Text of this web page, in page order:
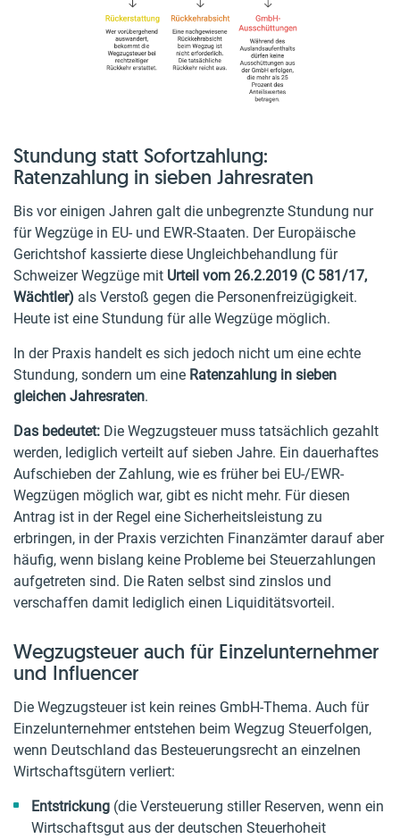
Stundung statt Sofortzahlung:
Ratenzahlung in sieben Jahresraten
Bis vor einigen Jahren galt die unbegrenzte Stundung nur
für Wegzüge in EU- und EWR-Staaten. Der Europäische
Gerichtshof kassierte diese Ungleichbehandlung für
Schweizer Wegzüge mit Urteil vom 26.2.2019 (C 581/17,
Wächtler) als Verstoß gegen die Personenfreizügigkeit.
Heute ist eine Stundung für alle Wegzüge möglich.
In der Praxis handelt es sich jedoch nicht um eine echte
Stundung, sondern um eine Ratenzahlung in sieben
gleichen Jahresraten.
Das bedeutet: Die Wegzugsteuer muss tatsächlich gezahlt
werden, lediglich verteilt auf sieben Jahre. Ein dauerhaftes
Aufschieben der Zahlung, wie es früher bei EU-/EWR-
Wegzügen möglich war, gibt es nicht mehr. Für diesen
Antrag ist in der Regel eine Sicherheitsleistung zu
erbringen, in der Praxis verzichten Finanzämter darauf aber
häufig, wenn bislang keine Probleme bei Steuerzahlungen
aufgetreten sind. Die Raten selbst sind zinslos und
verschaffen damit lediglich einen Liquiditätsvorteil.
Wegzugsteuer auch für Einzelunternehmer
und Influencer
Die Wegzugsteuer ist kein reines GmbH-Thema. Auch für
Einzelunternehmer entstehen beim Wegzug Steuerfolgen,
wenn Deutschland das Besteuerungsrecht an einzelnen
Wirtschaftsgütern verliert:
Entstrickung (die Versteuerung stiller Reserven, wenn ein
Wirtschaftsgut aus der deutschen Steuerhoheit